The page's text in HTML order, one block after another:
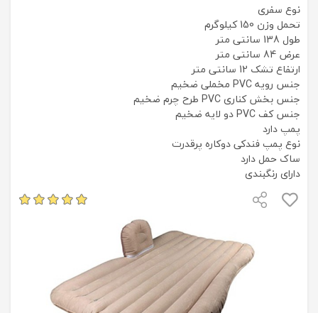
نوع سفری
تحمل وزن 150 کیلوگرم
طول 138 سانتی متر
عرض 84 سانتی متر
ارتفاع تشک 12 سانتی متر
جنس رویه PVC مخملی ضخیم
جنس بخش کناری PVC طرح چرم ضخیم
جنس کف PVC دو لایه ضخیم
پمپ دارد
نوع پمپ فندکی دوکاره پرقدرت
ساک حمل دارد
دارای رنگبندی